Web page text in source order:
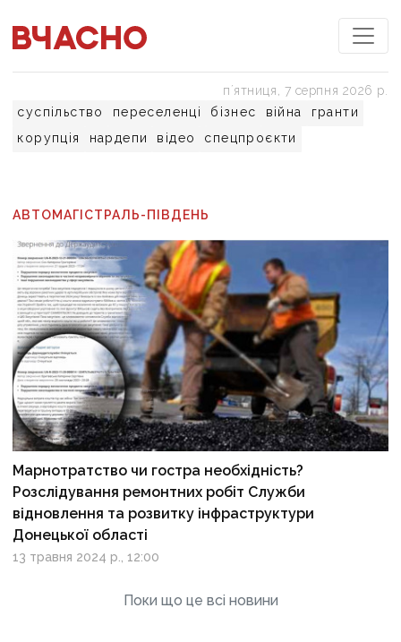
суспільство переселенці бізнес війна
гранти
корупція
нардепи відео спецпроєкти
пʼятниця, 7 серпня 2026 р.
АВТОМАГІСТРАЛЬ-ПІВДЕНЬ
Марнотратство чи гостра необхідність?
Розслідування ремонтних робіт Служби
відновлення та розвитку інфраструктури
Донецької області
13 травня 2024 р., 12:00
Поки що це всі новини